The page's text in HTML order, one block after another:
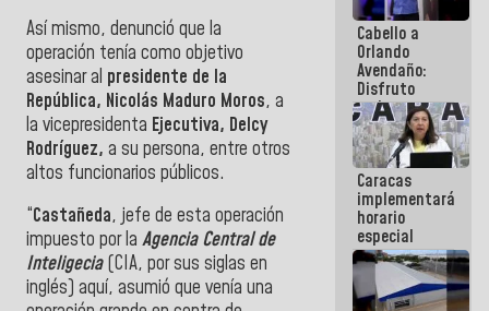
Así mismo, denunció que la
operación tenía como objetivo
asesinar al presidente de la
República, Nicolás Maduro Moros, a
la vicepresidenta Ejecutiva, Delcy
Rodríguez, a su persona, entre otros
altos funcionarios públicos.
“Castañeda, jefe de esta operación
impuesto por la Agencia Central de
Inteligecia(CIA, por sus siglas en
inglés) aquí, asumió que venía una
Cabello a
Orlando
Avendaño:
Disfruto
cada vez
que escribes
porque lo
que haces
es
embarrarla
Caracas
implementará
horario
especial
para
adaptarse
al plan de